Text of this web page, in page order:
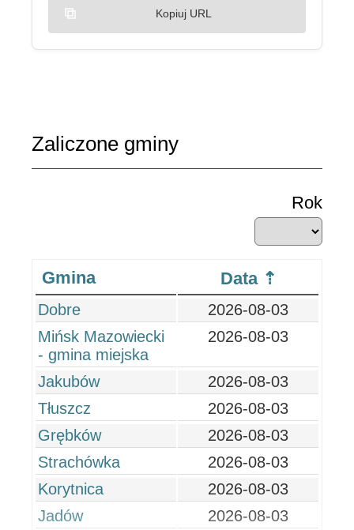
Kopiuj URL
Zaliczone gminy
Rok
Gmina Data
Dobre
2026-08-03
Mińsk Mazowiecki
- gmina miejska
2026-08-03
Jakubów
2026-08-03
Tłuszcz
2026-08-03
Grębków
2026-08-03
Strachówka
2026-08-03
Korytnica
2026-08-03
Jadów
2026-08-03